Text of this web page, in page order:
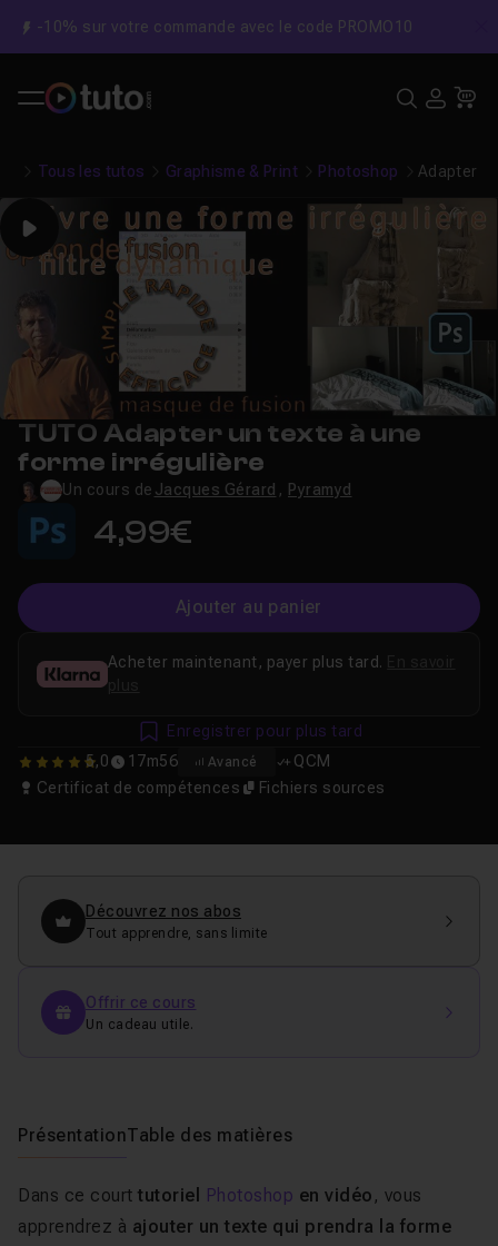
-10% sur votre commande avec le code PROMO10
Tous les tutos Graphisme & Print Photoshop Adapter
Play
TUTO Adapter un texte à une
forme irrégulière
Un cours de Jacques Gérard , Pyramyd
4,99€
Ajouter au panier
5 5,0 17m56 Avancé
QCM
Certificat de compétences
Fichiers sources
Acheter maintenant, payer plus tard.
plus
Enregistrer pour plus tard
Découvrez nos abos
Tout apprendre, sans limite
Offrir ce cours
Un cadeau utile.
PrésentationTable des matières
Dans ce court tutoriel Photoshop en vidéo , vous
apprendrez à ajouter un texte qui prendra la forme